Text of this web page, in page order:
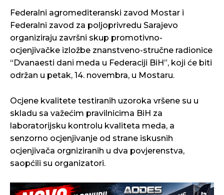
Federalni agromediteranski zavod Mostar i
Federalni zavod za poljoprivredu Sarajevo
organiziraju završni skup promotivno-
ocjenjivačke izložbe znanstveno-stručne radionice
“Dvanaesti dani meda u Federaciji BiH”, koji će biti
održan u petak, 14. novembra, u Mostaru.
Ocjene kvalitete testiranih uzoroka vršene su u
skladu sa važećim pravilnicima BiH za
laboratorijsku kontrolu kvaliteta meda, a
senzorno ocjenjivanje od strane iskusnih
ocjenjivača orgniziranih u dva povjerenstva,
saopćili su organizatori.